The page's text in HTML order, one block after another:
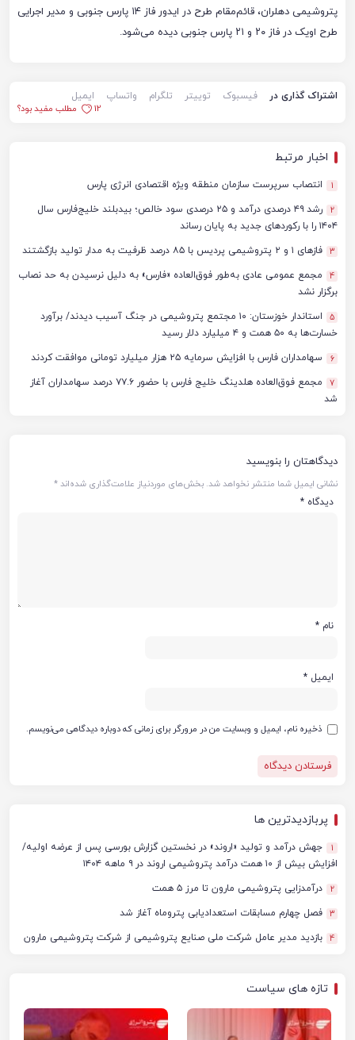
پتروشیمی دهلران، قائم‌مقام طرح در ایدور فاز ۱۴ پارس جنوبی و مدیر اجرایی
طرح اویک در فاز ۲۰ و ۲۱ پارس جنوبی دیده می‌شود.
اشتراک گذاری در فیسبوک توییتر تلگرام واتساپ
ایمیل
12
مطلب مفید بود؟
اخبار مرتبط
1 انتصاب سرپرست سازمان منطقه ویژه اقتصادی انرژی پارس
2
رشد ۴۹ درصدی درآمد و ۲۵ درصدی سود خالص؛ بیدبلند خلیج‌فارس سال
۱۴۰۴ را با رکوردهای جدید به پایان رساند
3 فازهای ۱ و ۲ پتروشیمی پردیس با ۸۵ درصد ظرفیت به مدار تولید بازگشتند
4
مجمع عمومی عادی به‌طور فوق‌العاده «فارس» به دلیل نرسیدن به حد نصاب
برگزار نشد
5
استاندار خوزستان: ۱۰ مجتمع پتروشیمی در جنگ آسیب دیدند/ برآورد
خسارت‌ها به ۵۰ همت و ۴ میلیارد دلار رسید
6 سهامداران فارس با افزایش سرمایه ۲۵ هزار میلیارد تومانی موافقت کردند
7
مجمع فوق‌العاده هلدینگ خلیج فارس با حضور ۷۷.۶ درصد سهامداران آغاز
شد
دیدگاهتان را بنویسید
نشانی ایمیل شما منتشر نخواهد شد. بخش‌های موردنیاز علامت‌گذاری شده‌اند*
دیدگاه *
نام *
ایمیل *
ذخیره نام، ایمیل و وبسایت من در مرورگر برای زمانی که دوباره دیدگاهی می‌نویسم.
پربازدیدترین ها
1
جهش درآمد و تولید «اروند» در نخستین گزارش بورسی پس از عرضه اولیه/
افزایش بیش از ۱۰ همت درآمد پتروشیمی اروند در ۹ ماهه ۱۴۰۴
2 درآمدزایی پتروشیمی مارون تا مرز ۵ همت
3 فصل چهارم مسابقات استعدادیابی پتروماه آغاز شد
4 بازدید مدیر عامل شرکت ملی صنایع پتروشیمی از شرکت پتروشیمی مارون
تازه های سیاست